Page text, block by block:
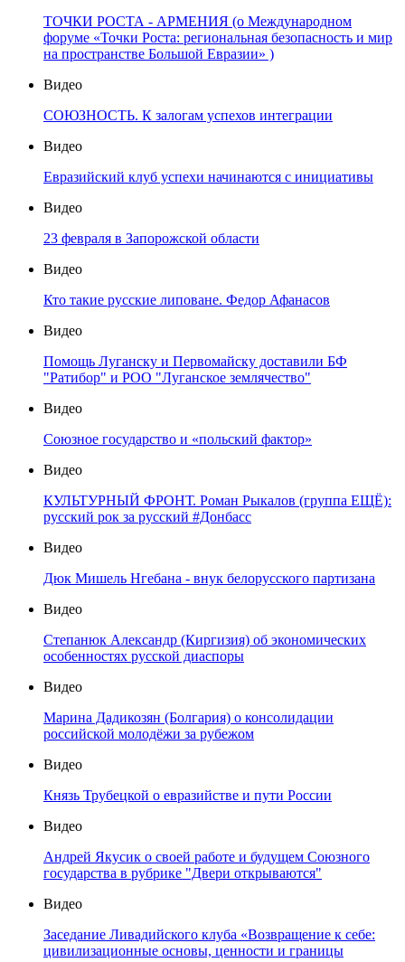
ТОЧКИ РОСТА - АРМЕНИЯ (о Международном
форуме «Точки Роста: региональная безопасность и мир
на пространстве Большой Евразии» )
Видео
СОЮЗНОСТЬ. К залогам успехов интеграции
Видео
Евразийский клуб успехи начинаются с инициативы
Видео
23 февраля в Запорожской области
Видео
Кто такие русские липоване. Федор Афанасов
Видео
Помощь Луганску и Первомайску доставили БФ
"Ратибор" и РОО "Луганское землячество"
Видео
Союзное государство и «польский фактор»
Видео
КУЛЬТУРНЫЙ ФРОНТ. Роман Рыкалов (группа ЕЩЁ):
русский рок за русский #Донбасс
Видео
Дюк Мишель Нгебана - внук белорусского партизана
Видео
Степанюк Александр (Киргизия) об экономических
особенностях русской диаспоры
Видео
Марина Дадикозян (Болгария) о консолидации
российской молодёжи за рубежом
Видео
Князь Трубецкой о евразийстве и пути России
Видео
Андрей Якусик о своей работе и будущем Союзного
государства в рубрике "Двери открываются"
Видео
Заседание Ливадийского клуба «Возвращение к себе:
цивилизационные основы, ценности и границы